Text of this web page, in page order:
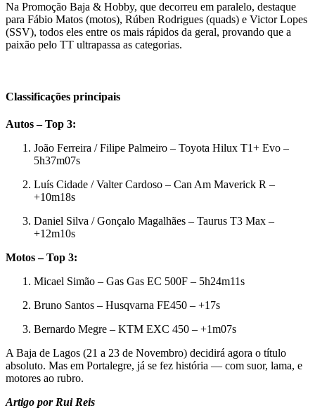
Na Promoção Baja & Hobby, que decorreu em paralelo, destaque
para Fábio Matos (motos), Rúben Rodrigues (quads) e Victor Lopes
(SSV), todos eles entre os mais rápidos da geral, provando que a
paixão pelo TT ultrapassa as categorias.
Classificações principais
Autos – Top 3:
João Ferreira / Filipe Palmeiro – Toyota Hilux T1+ Evo –
5h37m07s
Luís Cidade / Valter Cardoso – Can Am Maverick R –
+10m18s
Daniel Silva / Gonçalo Magalhães – Taurus T3 Max –
+12m10s
Motos – Top 3:
Micael Simão – Gas Gas EC 500F – 5h24m11s
Bruno Santos – Husqvarna FE450 – +17s
Bernardo Megre – KTM EXC 450 – +1m07s
A Baja de Lagos (21 a 23 de Novembro) decidirá agora o título
absoluto. Mas em Portalegre, já se fez história — com suor, lama, e
motores ao rubro.
Artigo por Rui Reis